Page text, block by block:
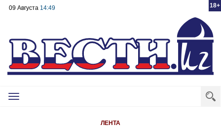
18+
09 Августа 14:49
Toggle
ЛЕНТА